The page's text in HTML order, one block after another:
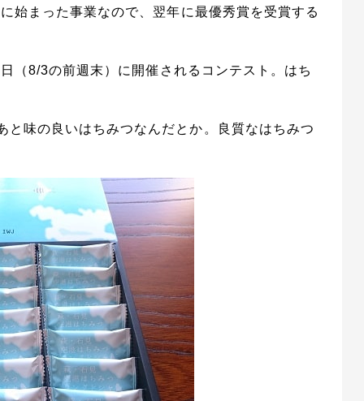
始まった事業なので、翌年に最優秀賞を受賞する
（8/3の前週末）に開催されるコンテスト。はち
味の良いはちみつなんだとか。良質なはちみつ